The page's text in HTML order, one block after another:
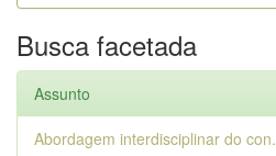
Busca facetada
Assunto
Abordagem interdisciplinar do